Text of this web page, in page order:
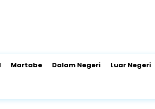
Martabe Dalam Negeri Luar Negeri